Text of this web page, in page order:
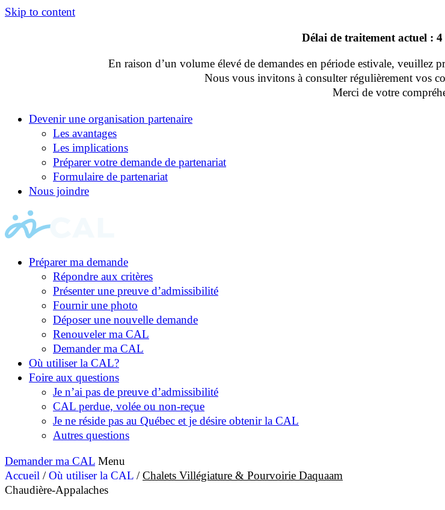
Skip to content
Délai de traitement actuel : 4
En raison d’un volume élevé de demandes en période estivale, veuillez
Nous vous invitons à consulter régulièrement vos
Merci de votre
Devenir une organisation partenaire
Les avantages
Les implications
Préparer votre demande de partenariat
Formulaire de partenariat
Nous joindre
Préparer ma demande
Répondre aux critères
Présenter une preuve d’admissibilité
Fournir une photo
Déposer une nouvelle demande
Renouveler ma CAL
Demander ma CAL
Où utiliser la CAL?
Foire aux questions
Je n’ai pas de preuve d’admissibilité
CAL perdue, volée ou non-reçue
Je ne réside pas au Québec et je désire obtenir la CAL
Autres questions
Demander ma CAL Menu
Accueil /Où utiliser la CAL /Chalets Villégiature & Pourvoirie Daquaam
Chaudière-Appalaches